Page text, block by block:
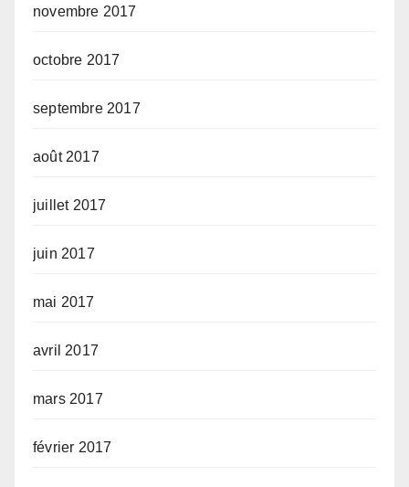
novembre 2017
octobre 2017
septembre 2017
août 2017
juillet 2017
juin 2017
mai 2017
avril 2017
mars 2017
février 2017